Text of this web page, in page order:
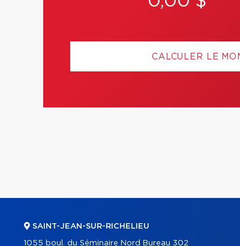
CALCULER LE
SAINT-JEAN-SUR-RICHELIEU
1055 boul. du Séminaire Nord Bureau 302